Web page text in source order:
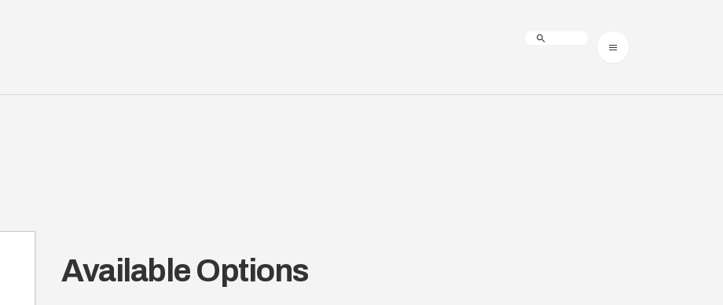
Available Options